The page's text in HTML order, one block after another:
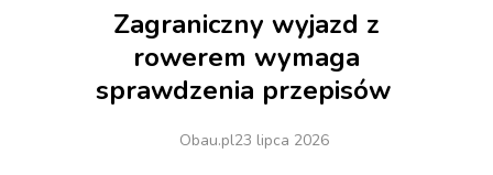
Zagraniczny wyjazd z
rowerem wymaga
sprawdzenia przepisów
Obau.pl23 lipca 2026